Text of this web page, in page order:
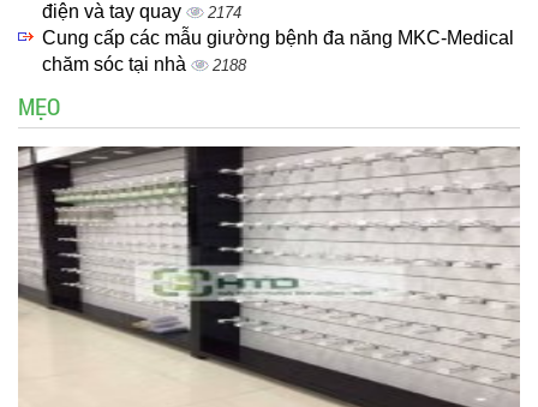
điện và tay quay
2174
Cung cấp các mẫu giường bệnh đa năng MKC-Medical
chăm sóc tại nhà
2188
MẸO